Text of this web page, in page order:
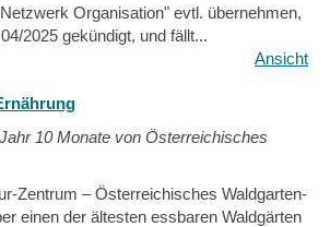
Organisation" evtl. übernehmen,
2025 gekündigt, und fällt...
Ansicht
10 Monate von Österreichisches
Zentrum – Österreichisches Waldgarten-
einen der ältesten essbaren Waldgärten